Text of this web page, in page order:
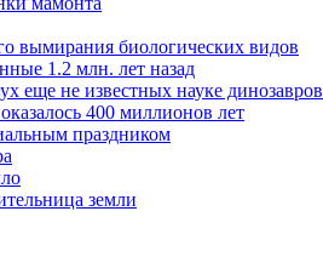
вымирания биологических видов
1.2 млн. лет назад
еще не известных науке динозавров
400 миллионов лет
праздником
земли